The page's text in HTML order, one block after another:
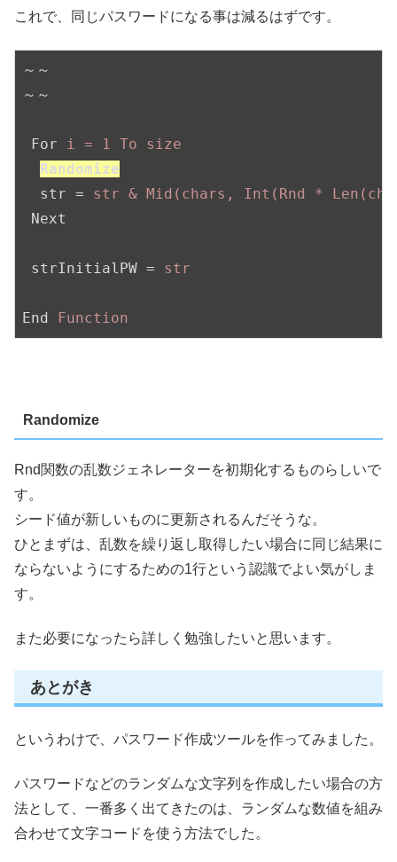
これで、同じパスワードになる事は減るはずです。
～～
～～
For
i = 1 To size
Randomize
str = str & Mid(chars, Int(Rnd *
Next
strInitialPW = str
End Function
Randomize
Rnd関数の乱数ジェネレーターを初期化するものらしいで
す。
シード値が新しいものに更新されるんだそうな。
ひとまずは、乱数を繰り返し取得したい場合に同じ結果に
ならないようにするための1行という認識でよい気がしま
す。
また必要になったら詳しく勉強したいと思います。
あとがき
というわけで、パスワード作成ツールを作ってみました。
パスワードなどのランダムな文字列を作成したい場合の方
法として、一番多く出てきたのは、ランダムな数値を組み
合わせて文字コードを使う方法でした。